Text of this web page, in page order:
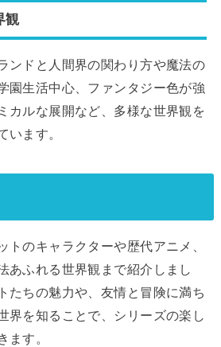
観
ンドと人間界の関わり方や魔法の
園生活中心、ファンタジー色が強
カルな展開など、多様な世界観を
います。
トのキャラクターや歴代アニメ、
あふれる世界観まで紹介しまし
たちの魅力や、友情と冒険に満ち
界を知ることで、シリーズの楽し
ます。